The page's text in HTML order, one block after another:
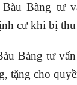
Bàng tư
cư khi bị
Bàng tư
tặng cho